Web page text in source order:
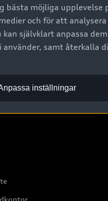
bästa möjliga
och för att
självklart anpassa
använder, samt återkalla
inställningar